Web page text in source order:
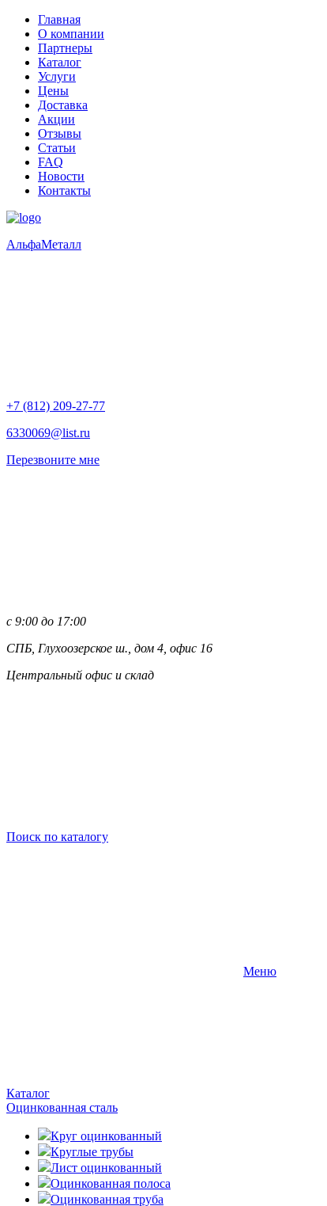
Главная
О компании
Партнеры
Каталог
Услуги
Цены
Доставка
Акции
Отзывы
Статьи
FAQ
Новости
Контакты
АльфаМеталл
+7 (812) 209-27-77
6330069@list.ru
Перезвоните мне
с 9:00 до 17:00
СПБ, Глухоозерское ш., дом 4, офис 16
Центральный офис и склад
Поиск по каталогу
Меню
Каталог
Оцинкованная сталь
Круг оцинкованный
Круглые трубы
Лист оцинкованный
Оцинкованная полоса
Оцинкованная труба